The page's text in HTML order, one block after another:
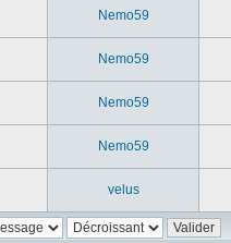
Nemo59
Nemo59
Nemo59
Nemo59
velus